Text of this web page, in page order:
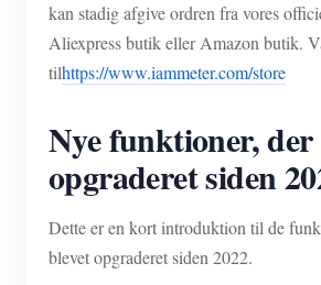
kan stadig afgive ordren fra vores
Aliexpress butik eller Amazon butik.
tilhttps://www.iammeter.com/store
Nye funktioner,
opgraderet siden
Dette er en kort introduktion til de
blevet opgraderet siden 2022.